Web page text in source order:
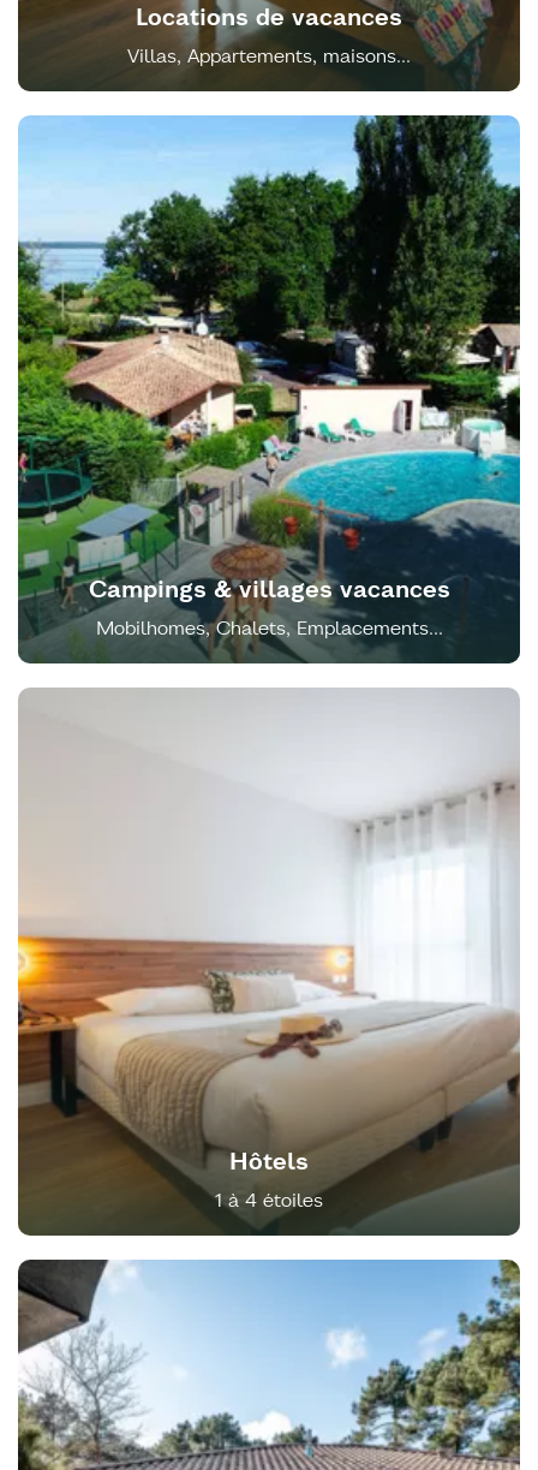
Locations de vacances
Villas, Appartements, maisons...
Campings & villages vacances
Mobilhomes, Chalets, Emplacements...
Hôtels
1 à 4 étoiles